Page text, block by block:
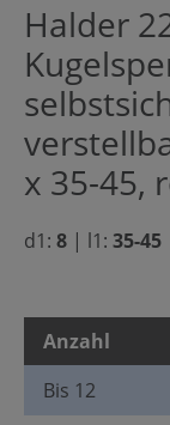
Halder
x 35-45,
d1: 8 | l1: 35-45
Anzahl
Bis 12